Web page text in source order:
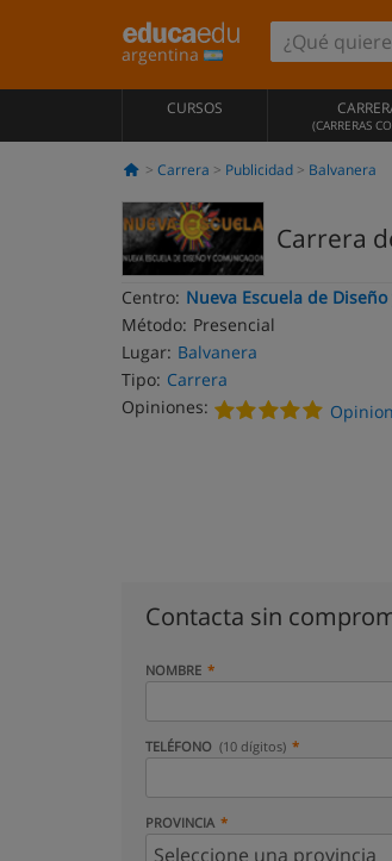
argentina
CURSOS
(CARRERAS
Carrera Publicidad Balvanera
Carrera
Centro: Nueva Escuela de
Método: Presencial
Lugar: Balvanera
Tipo: Carrera
Opiniones:
Contacta sin
NOMBRE
TELÉFONO (10 dígitos)
PROVINCIA